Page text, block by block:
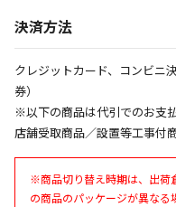
お見積商品です
お見積商品です
決定となります。
決済方法
クレジットカード、コンビニ
券）
※以下の商品は代引でのお支
店舗受取商品／設置等工事付
※商品切り替え時期は、出荷
の商品のパッケージが異なる